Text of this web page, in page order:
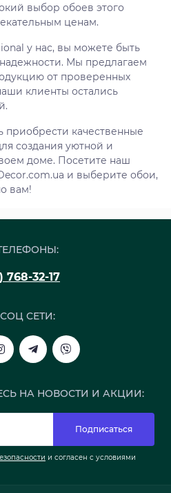
выбор обоев этого
ценам.
у нас, вы можете быть
Мы предлагаем
от проверенных
клиенты остались
приобрести качественные
создания уютной и
доме. Посетите наш
и выберите обои,
вам!
768-32-17
СОЦ СЕТИ:
НА НОВОСТИ И АКЦИИ:
Подписаться
и согласен с условиями